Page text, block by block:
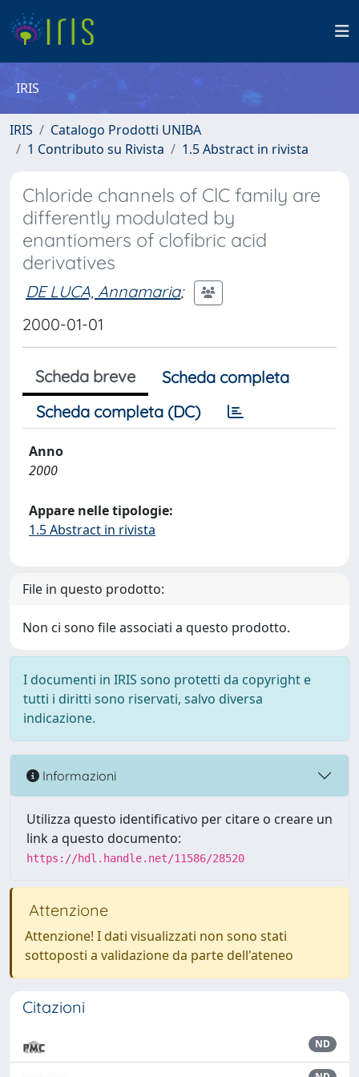
IRIS
IRIS
Catalogo Prodotti UNIBA
1 Contributo su Rivista
1.5 Abstract in rivista
Chloride channels of ClC family are
differently modulated by
enantiomers of clofibric acid
derivatives
DE LUCA, Annamaria;
2000-01-01
Scheda breve
Scheda completa
Scheda completa (DC)
Anno
2000
Appare nelle tipologie:
1.5 Abstract in rivista
File in questo prodotto:
Non ci sono file associati a questo prodotto.
I documenti in IRIS sono protetti da copyright e
tutti i diritti sono riservati, salvo diversa
indicazione.
Informazioni
Utilizza questo identificativo per citare o creare un
link a questo documento:
https://hdl.handle.net/11586/28520
Attenzione
Attenzione! I dati visualizzati non sono stati
sottoposti a validazione da parte dell'ateneo
Citazioni
ND